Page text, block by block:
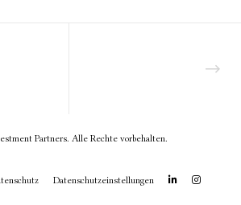
Partners. Alle Rechte vorbehalten.
Datenschutzeinstellungen linkedinInstagram